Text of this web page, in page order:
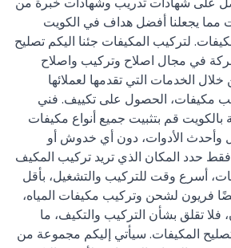
مما يجعلنا أفضل هداف في الكويت
لتركيب المكيفات جئنا اليكم تصليح
في مجال اصلاح وتركيب واصلاح
الخدمات التي تقدمها لعملائها
مكيفات، الحصول على تكييف. فني
قم بتثبيت جميع أنواع مكيفات
وأحدث الأدوات، دون أي خدوش أو
حدد المكان الذي تريد تركيب المكيف
أسرع وقت للتركيب والتشغيل، بأقل
فريون لشحن وتركيب مكيفات المياه،
فلا تقلق بشأن التركيب والتكيف، ما
المكيفات. سيأتي إليكم مجموعة من